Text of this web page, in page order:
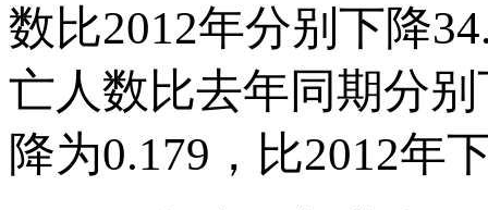
数比2012年分别下降
亡人数比去年同期分
降为0.179，比2012年